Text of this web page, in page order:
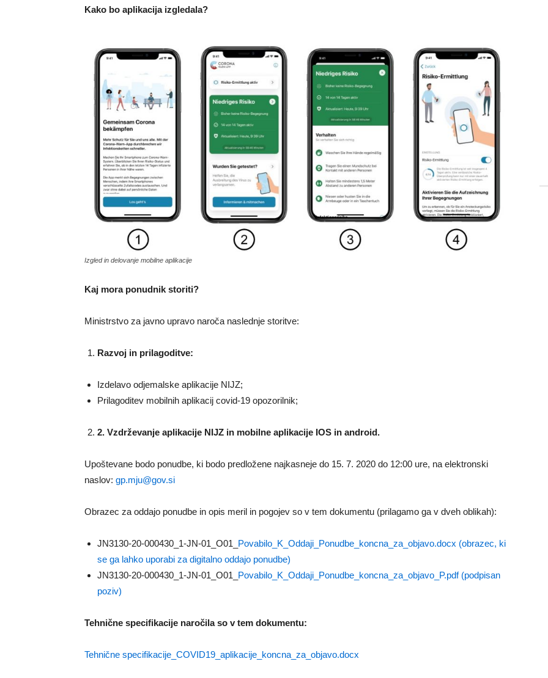
Kako bo aplikacija izgledala?
Izgled in delovanje mobilne aplikacije
Kaj mora ponudnik storiti?
Ministrstvo za javno upravo naroča naslednje storitve:
Razvoj in prilagoditve:
Izdelavo odjemalske aplikacije NIJZ;
Prilagoditev mobilnih aplikacij covid-19 opozorilnik;
2. Vzdrževanje aplikacije NIJZ in mobilne aplikacije IOS in android.
Upoštevane bodo ponudbe, ki bodo predložene najkasneje do 15. 7. 2020 do 12:00 ure, na elektronski
naslov: gp.mju@gov.si
Obrazec za oddajo ponudbe in opis meril in pogojev so v tem dokumentu (prilagamo ga v dveh oblikah):
JN3130-20-000430_1-JN-01_O01_ Povabilo_K_Oddaji_Ponudbe_koncna_za_objavo.docx (obrazec, ki
se ga lahko uporabi za digitalno oddajo ponudbe)
JN3130-20-000430_1-JN-01_O01_ Povabilo_K_Oddaji_Ponudbe_koncna_za_objavo_P.pdf (podpisan
poziv)
Tehnične specifikacije naročila so v tem dokumentu:
Tehnične specifikacije_COVID19_aplikacije_koncna_za_objavo.docx